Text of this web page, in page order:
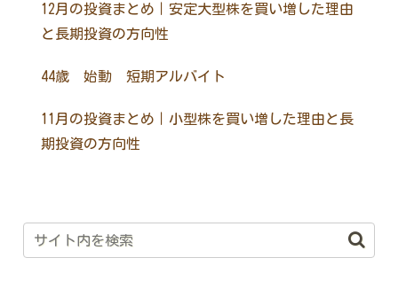
12月の投資まとめ｜安定大型株を買い増した理由
と長期投資の方向性
44歳 始動 短期アルバイト
11月の投資まとめ｜小型株を買い増した理由と長
期投資の方向性